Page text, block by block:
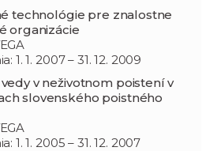
technológie pre znalostne
organizácie
1. 1. 2007 – 31. 12. 2009
v neživotnom poistení v
slovenského poistného
1. 1. 2005 – 31. 12. 2007